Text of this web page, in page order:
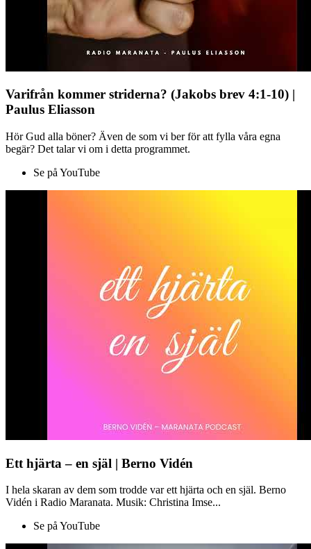
Varifrån kommer striderna? (Jakobs brev 4:1-10) |
Paulus Eliasson
Hör Gud alla böner? Även de som vi ber för att fylla våra egna
begär? Det talar vi om i detta programmet.
Se på YouTube
Ett hjärta – en själ | Berno Vidén
I hela skaran av dem som trodde var ett hjärta och en själ. Berno
Vidén i Radio Maranata. Musik: Christina Imse...
Se på YouTube